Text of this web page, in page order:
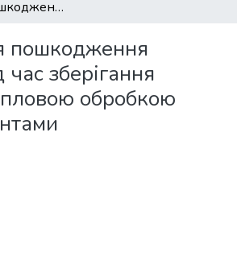
Скорочення пошкодження холодом під час зберігання томатів з тепловою обробкою антиоксидантами
пошкодження
зберігання
обробкою